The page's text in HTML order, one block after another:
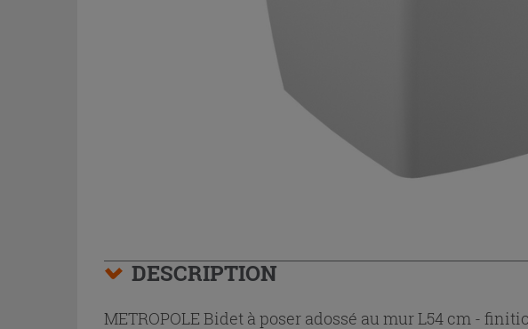
DESCRIPTION
METROPOLE Bidet à poser adossé au mur L54 cm -